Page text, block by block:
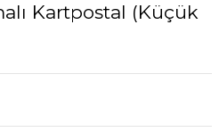
Kartpostal (Küçük